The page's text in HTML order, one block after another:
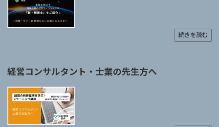
続きを読む
経営コンサルタント・士業の先生方へ